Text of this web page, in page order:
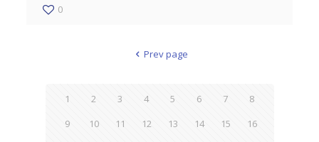
0
Prev page
1 2 3 4 5 6 7
8
9
10 11 12 13 14 15
16